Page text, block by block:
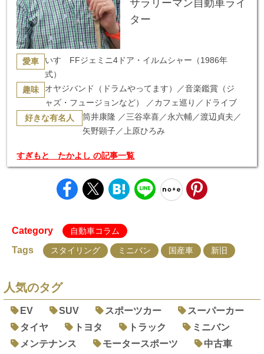
サラリーマン自動車ライ
ター
愛車
いすゞFFジェミニ4ドア・イルムシャー（1986年
式）
趣味
オヤジバンド（ドラムやってます）／音楽鑑賞（ジ
ャズ・フュージョンなど） ／カフェ巡り／ドライブ
好きな有名人
筒井康隆 ／三谷幸喜／永六輔／渡辺貞夫／
矢野顕子／上原ひろみ
すぎもと たかよし の記事一覧
Category 自動車コラム
Tags スタイリング ミニバン 国産車 新旧
人気のタグ
EV SUV スポーツカー
スーパーカー
タイヤ
トヨタ トラック
ミニバン
メンテナンス
モータースポーツ
中古車